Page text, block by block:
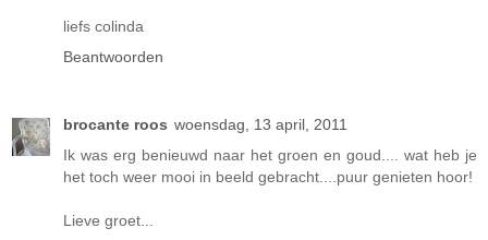
liefs colinda
Beantwoorden
brocante roos woensdag, 13 april, 2011
Ik was erg benieuwd naar het groen en goud.... wat heb je
het toch weer mooi in beeld gebracht....puur genieten hoor!
Lieve groet...